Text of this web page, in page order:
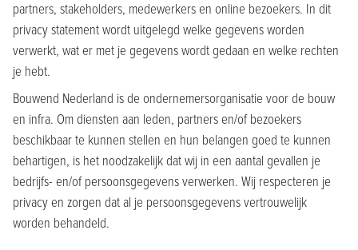
partners, stakeholders, medewerkers en online bezoekers. In dit
privacy statement wordt uitgelegd welke gegevens worden
verwerkt, wat er met je gegevens wordt gedaan en welke rechten
je hebt.
Bouwend Nederland is de ondernemersorganisatie voor de bouw
en infra. Om diensten aan leden, partners en/of bezoekers
beschikbaar te kunnen stellen en hun belangen goed te kunnen
behartigen, is het noodzakelijk dat wij in een aantal gevallen je
bedrijfs- en/of persoonsgegevens verwerken. Wij respecteren je
privacy en zorgen dat al je persoonsgegevens vertrouwelijk
worden behandeld.